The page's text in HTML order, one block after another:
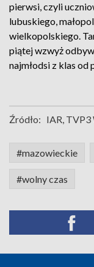
pierwsi, czyli
lubuskiego,
wielkopolskiego.
piątej wzwyż
najmłodsi z klas
Źródło: IAR, TVP3
#mazowieckie
#wolny czas